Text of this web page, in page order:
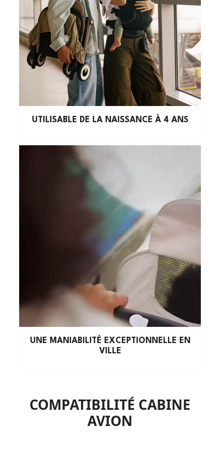
UTILISABLE DE LA NAISSANCE À 4 ANS
UNE MANIABILITÉ EXCEPTIONNELLE EN
VILLE
COMPATIBILITÉ CABINE
AVION